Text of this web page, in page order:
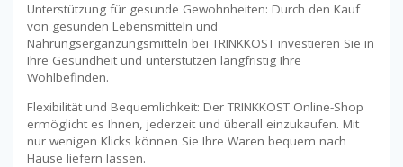
Unterstützung für gesunde Gewohnheiten: Durch den Kauf
von gesunden Lebensmitteln und
Nahrungsergänzungsmitteln bei TRINKKOST investieren Sie in
Ihre Gesundheit und unterstützen langfristig Ihre
Wohlbefinden.
Flexibilität und Bequemlichkeit: Der TRINKKOST Online-Shop
ermöglicht es Ihnen, jederzeit und überall einzukaufen. Mit
nur wenigen Klicks können Sie Ihre Waren bequem nach
Hause liefern lassen.